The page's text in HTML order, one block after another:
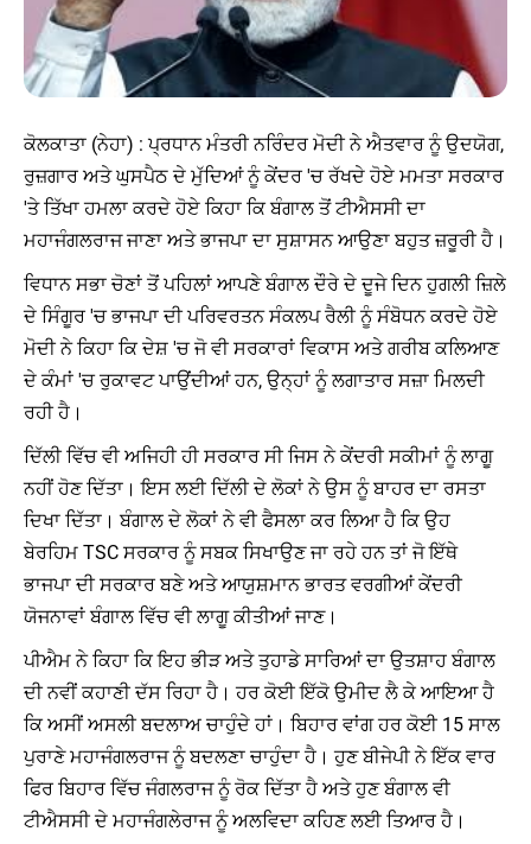
ਕੋਲਕਾਤਾ (ਨੇਹਾ) : ਪ੍ਰਧਾਨ ਮੰਤਰੀ ਨਰਿੰਦਰ ਮੋਦੀ ਨੇ ਐਤਵਾਰ ਨੂੰ ਉਦਯੋਗ,
ਰੁਜ਼ਗਾਰ ਅਤੇ ਘੁਸਪੈਠ ਦੇ ਮੁੱਦਿਆਂ ਨੂੰ ਕੇਂਦਰ 'ਚ ਰੱਖਦੇ ਹੋਏ ਮਮਤਾ ਸਰਕਾਰ
'ਤੇ ਤਿੱਖਾ ਹਮਲਾ ਕਰਦੇ ਹੋਏ ਕਿਹਾ ਕਿ ਬੰਗਾਲ ਤੋਂ ਟੀਐਸਸੀ ਦਾ
ਮਹਾਜੰਗਲਰਾਜ ਜਾਣਾ ਅਤੇ ਭਾਜਪਾ ਦਾ ਸੁਸ਼ਾਸਨ ਆਉਣਾ ਬਹੁਤ ਜ਼ਰੂਰੀ ਹੈ।
ਵਿਧਾਨ ਸਭਾ ਚੋਣਾਂ ਤੋਂ ਪਹਿਲਾਂ ਆਪਣੇ ਬੰਗਾਲ ਦੌਰੇ ਦੇ ਦੂਜੇ ਦਿਨ ਹੁਗਲੀ ਜ਼ਿਲੇ
ਦੇ ਸਿੰਗੂਰ 'ਚ ਭਾਜਪਾ ਦੀ ਪਰਿਵਰਤਨ ਸੰਕਲਪ ਰੈਲੀ ਨੂੰ ਸੰਬੋਧਨ ਕਰਦੇ ਹੋਏ
ਮੋਦੀ ਨੇ ਕਿਹਾ ਕਿ ਦੇਸ਼ 'ਚ ਜੋ ਵੀ ਸਰਕਾਰਾਂ ਵਿਕਾਸ ਅਤੇ ਗਰੀਬ ਕਲਿਆਣ
ਦੇ ਕੰਮਾਂ 'ਚ ਰੁਕਾਵਟ ਪਾਉਂਦੀਆਂ ਹਨ, ਉਨ੍ਹਾਂ ਨੂੰ ਲਗਾਤਾਰ ਸਜ਼ਾ ਮਿਲਦੀ
ਰਹੀ ਹੈ।
ਦਿੱਲੀ ਵਿੱਚ ਵੀ ਅਜਿਹੀ ਹੀ ਸਰਕਾਰ ਸੀ ਜਿਸ ਨੇ ਕੇਂਦਰੀ ਸਕੀਮਾਂ ਨੂੰ ਲਾਗੂ
ਨਹੀਂ ਹੋਣ ਦਿੱਤਾ। ਇਸ ਲਈ ਦਿੱਲੀ ਦੇ ਲੋਕਾਂ ਨੇ ਉਸ ਨੂੰ ਬਾਹਰ ਦਾ ਰਸਤਾ
ਦਿਖਾ ਦਿੱਤਾ। ਬੰਗਾਲ ਦੇ ਲੋਕਾਂ ਨੇ ਵੀ ਫੈਸਲਾ ਕਰ ਲਿਆ ਹੈ ਕਿ ਉਹ
ਬੇਰਹਿਮ TSC ਸਰਕਾਰ ਨੂੰ ਸਬਕ ਸਿਖਾਉਣ ਜਾ ਰਹੇ ਹਨ ਤਾਂ ਜੋ ਇੱਥੇ
ਭਾਜਪਾ ਦੀ ਸਰਕਾਰ ਬਣੇ ਅਤੇ ਆਯੁਸ਼ਮਾਨ ਭਾਰਤ ਵਰਗੀਆਂ ਕੇਂਦਰੀ
ਯੋਜਨਾਵਾਂ ਬੰਗਾਲ ਵਿੱਚ ਵੀ ਲਾਗੂ ਕੀਤੀਆਂ ਜਾਣ।
ਪੀਐਮ ਨੇ ਕਿਹਾ ਕਿ ਇਹ ਭੀੜ ਅਤੇ ਤੁਹਾਡੇ ਸਾਰਿਆਂ ਦਾ ਉਤਸ਼ਾਹ ਬੰਗਾਲ
ਦੀ ਨਵੀਂ ਕਹਾਣੀ ਦੱਸ ਰਿਹਾ ਹੈ। ਹਰ ਕੋਈ ਇੱਕੋ ਉਮੀਦ ਲੈ ਕੇ ਆਇਆ ਹੈ
ਕਿ ਅਸੀਂ ਅਸਲੀ ਬਦਲਾਅ ਚਾਹੁੰਦੇ ਹਾਂ। ਬਿਹਾਰ ਵਾਂਗ ਹਰ ਕੋਈ 15 ਸਾਲ
ਪੁਰਾਣੇ ਮਹਾਜੰਗਲਰਾਜ ਨੂੰ ਬਦਲਣਾ ਚਾਹੁੰਦਾ ਹੈ। ਹੁਣ ਬੀਜੇਪੀ ਨੇ ਇੱਕ ਵਾਰ
ਫਿਰ ਬਿਹਾਰ ਵਿੱਚ ਜੰਗਲਰਾਜ ਨੂੰ ਰੋਕ ਦਿੱਤਾ ਹੈ ਅਤੇ ਹੁਣ ਬੰਗਾਲ ਵੀ
ਟੀਐਸਸੀ ਦੇ ਮਹਾਜੰਗਲੇਰਾਜ ਨੂੰ ਅਲਵਿਦਾ ਕਹਿਣ ਲਈ ਤਿਆਰ ਹੈ।